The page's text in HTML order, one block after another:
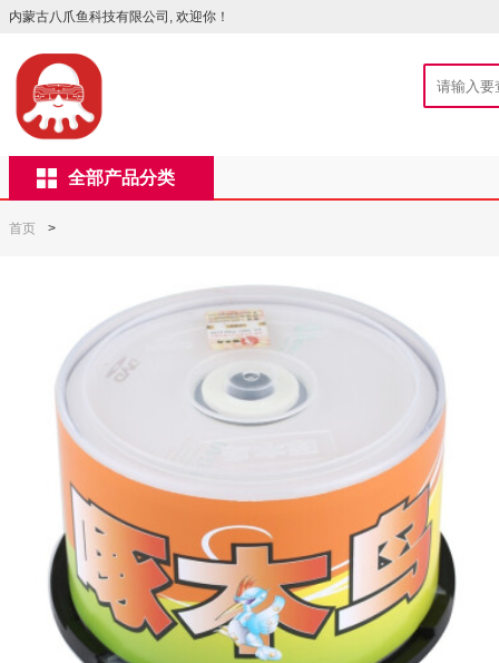
内蒙古八爪鱼科技有限公司, 欢迎你！
全部产品分类
首页 >